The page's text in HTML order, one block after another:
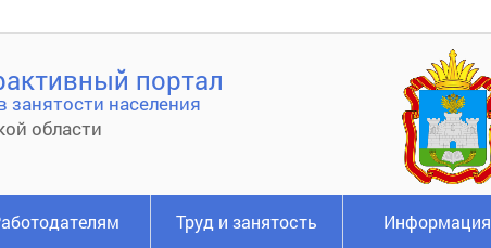
портал
занятости населения
области
Труд и занятость Информация